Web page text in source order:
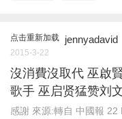
点击重新加载 jennyadavid
2015-3-22
沒消費沒取代 巫啟
歌手 巫启贤猛赞刘
感謝 來源:轉自 中國報